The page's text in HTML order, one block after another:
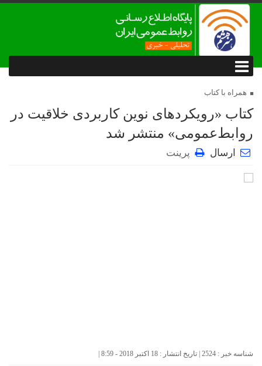
همراه با کتاب
کتاب «رویکردهای نوین کاربردی خلاقیت در
روابط‌عمومی» منتشر شد
ارسال پرینت
شناسه خبر : 2524 | تاریخ انتشار : 18 اکتبر 2018 - 8:59 |